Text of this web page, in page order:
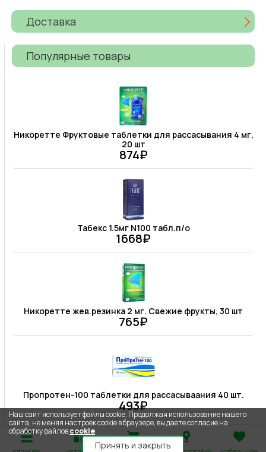
Доставка
Популярные товары
Никоретте Фруктовые таблетки для рассасывания 4 мг,
20 шт
874₽
Табекс 1.5мг N100 табл.п/о
1668₽
Никоретте жев.резинка 2 мг. Свежие фрукты, 30 шт
765₽
Пропротен-100 таблетки для рассасываания 40 шт.
493₽
Наш сайт использует файлы cookie. Продолжая использование нашего
сайта, не меняя настроек cookie в браузере, вы даете согласие на
обработку файловcookie.
Принять и закрыть